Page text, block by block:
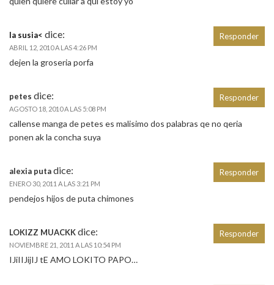
la susia< dice:
ABRIL 12, 2010 A LAS 4:26 PM
dejen la groseria porfa
Responder
petes dice:
AGOSTO 18, 2010 A LAS 5:08 PM
callense manga de petes es malisimo dos palabras qe no qeria
ponen ak la concha suya
Responder
alexia putadice:
ENERO 30, 2011 A LAS 3:21 PM
pendejos hijos de puta chimones
Responder
LOKIZZ MUACKKdice:
NOVIEMBRE 21, 2011 A LAS 10:54 PM
IJiIIJijIJ tE AMO LOKITO PAPO…
Responder